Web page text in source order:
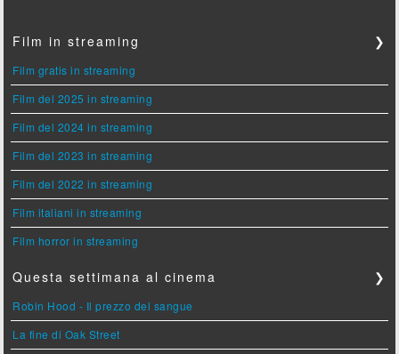
Film in streaming ❯
Film gratis in streaming
Film del 2025 in streaming
Film del 2024 in streaming
Film del 2023 in streaming
Film del 2022 in streaming
Film italiani in streaming
Film horror in streaming
Questa settimana al cinema ❯
Robin Hood - Il prezzo del sangue
La fine di Oak Street